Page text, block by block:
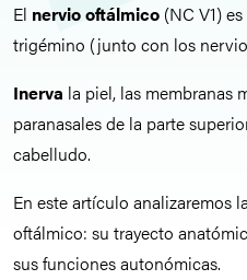
El nervio oftálmico (NC V1)
trigémino (junto con los
Inerva la piel, las membranas
paranasales de la parte
cabelludo.
En este artículo analizaremos
oftálmico: su trayecto
sus funciones autonómicas.